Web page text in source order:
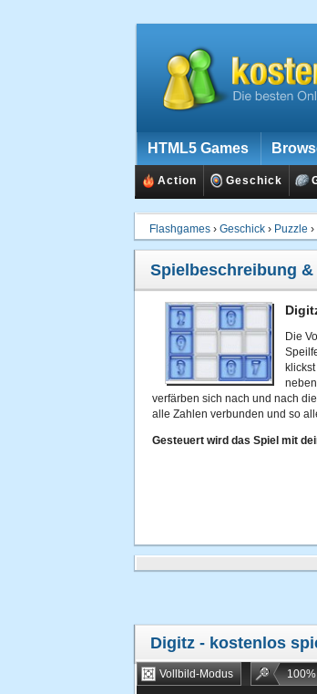
HTML5 Games
Action Geschick
Flashgames › Geschick › Puzzle ›
Spielbeschreibung
Die
verfärben sich nach und nach
alle Zahlen verbunden und so
Gesteuert wird das Spiel mit
Digitz - kostenlos
Vollbild-Modus 100%